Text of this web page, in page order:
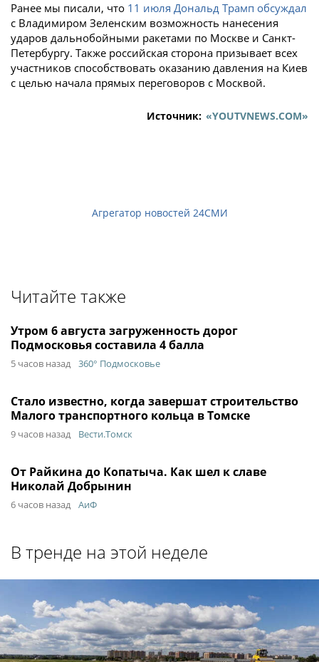
Ранее мы писали, что 11 июля Дональд Трамп обсуждал
с Владимиром Зеленским возможность нанесения
ударов дальнобойными ракетами по Москве и Санкт-
Петербургу. Также российская сторона призывает всех
участников способствовать оказанию давления на Киев
с целью начала прямых переговоров с Москвой.
Источник: «YOUTVNEWS.COM»
Агрегатор новостей 24СМИ
Читайте также
Утром 6 августа загруженность дорог
Подмосковья составила 4 балла
5 часов назад 360° Подмосковье
Стало известно, когда завершат строительство
Малого транспортного кольца в Томске
9 часов назад Вести.Томск
От Райкина до Копатыча. Как шел к славе
Николай Добрынин
6 часов назад АиФ
В тренде на этой неделе